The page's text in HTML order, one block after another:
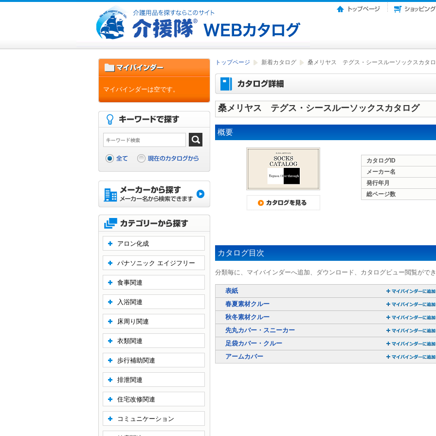
トップページ 新着カタログ 桑メリヤス テグス・シースルーソックスカタ
桑メリヤス テグス・シースルーソックスカタログ
概要
カタログID
メーカー名
発行年月
総ページ数
カタログ目次
分類毎に、マイバインダーへ追加、ダウンロード、カタログビュー閲覧がで
表紙
春夏素材クルー
秋冬素材クルー
先丸カバー・スニーカー
足袋カバー・クルー
アームカバー
マイバインダーは空です。
アロン化成
パナソニック エイジフリー
食事関連
入浴関連
床周り関連
衣類関連
歩行補助関連
排泄関連
住宅改修関連
コミュニケーション